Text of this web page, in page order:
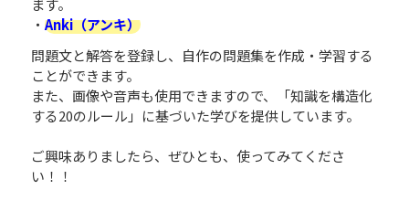
・ Anki（アンキ）
問題文と解答を登録し、自作の問題集を作成・学習する
ことができます。
また、画像や音声も使用できますので、「知識を構造化
する20のルール」に基づいた学びを提供しています。
ご興味ありましたら、ぜひとも、使ってみてくださ
い！！